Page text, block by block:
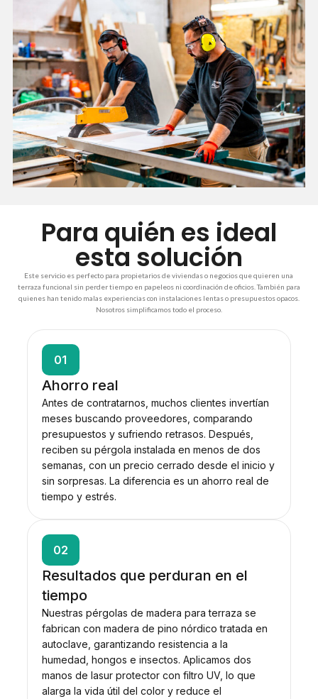
Para quién es ideal
esta solución
Este servicio es perfecto para propietarios de viviendas o negocios que quieren una
terraza funcional sin perder tiempo en papeleos ni coordinación de oficios. También para
quienes han tenido malas experiencias con instalaciones lentas o presupuestos opacos.
Nosotros simplificamos todo el proceso.
01
Ahorro real
Antes de contratarnos, muchos clientes invertían
meses buscando proveedores, comparando
presupuestos y sufriendo retrasos. Después,
reciben su pérgola instalada en menos de dos
semanas, con un precio cerrado desde el inicio y
sin sorpresas. La diferencia es un ahorro real de
tiempo y estrés.
02
Resultados que perduran en el
tiempo
Nuestras pérgolas de madera para terraza se
fabrican con madera de pino nórdico tratada en
autoclave, garantizando resistencia a la
humedad, hongos e insectos. Aplicamos dos
manos de lasur protector con filtro UV, lo que
alarga la vida útil del color y reduce el